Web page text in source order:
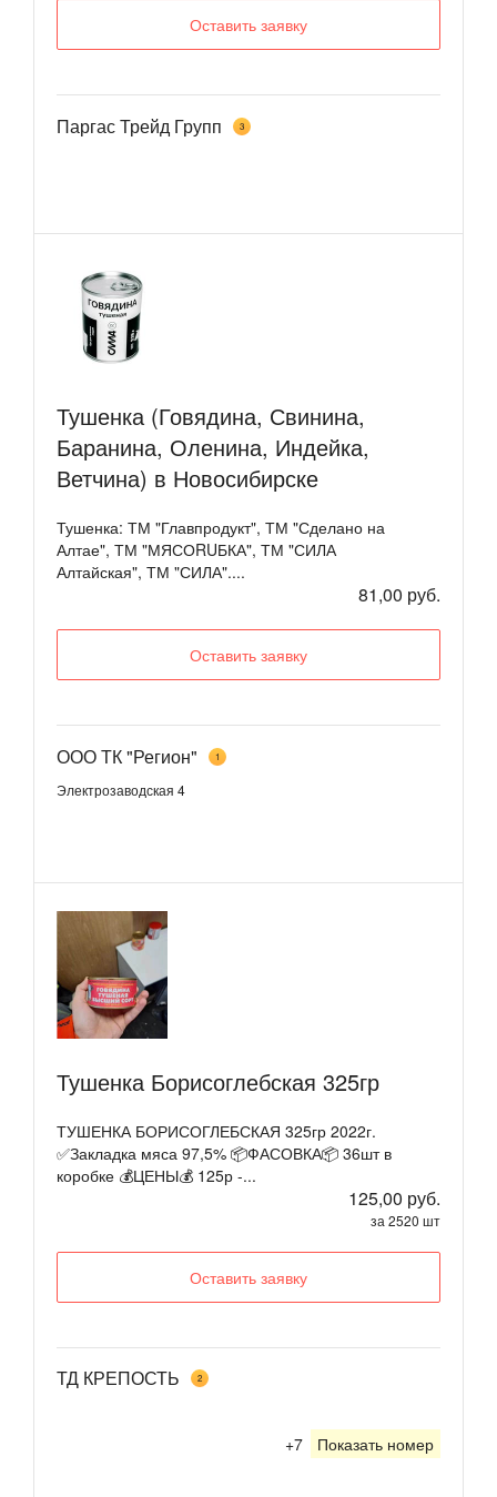
Оставить заявку
Паргас Трейд Групп 3
Тушенка (Говядина, Свинина,
Баранина, Оленина, Индейка,
Ветчина) в Новосибирске
Тушенка: ТМ "Главпродукт", ТМ "Сделано на
Алтае", ТМ "МЯСОRUБКА", ТМ "СИЛА
Алтайская", ТМ "СИЛА"....
81,00 руб.
Оставить заявку
ООО ТК "Регион" 1
Электрозаводская 4
Тушенка Борисоглебская 325гр
ТУШЕНКА БОРИСОГЛЕБСКАЯ 325гр 2022г.
✅Закладка мяса 97,5% 📦ФАСОВКА📦 36шт в
коробке 💰ЦЕНЫ💰 125р -...
125,00 руб.
за 2520 шт
Оставить заявку
ТД КРЕПОСТЬ 2
+7 Показать номер